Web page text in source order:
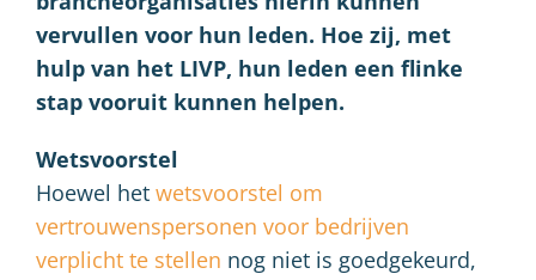
vervullen voor hun leden. Hoe zij, met
hulp van het LIVP, hun leden een flinke
stap vooruit kunnen helpen.
Wetsvoorstel
Hoewel het wetsvoorstel om
vertrouwenspersonen voor bedrijven
verplicht te stellen nog niet is goedgekeurd,